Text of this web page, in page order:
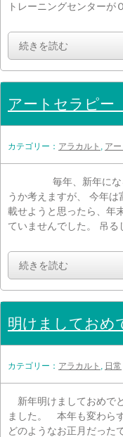
トレーニングセンターが
続きを読む
アートセラピ
カテゴリー： アラカルト , ア
毎年、新年になると
うか考えますが、 今年
載せようと思ったら、年
ていませんでした。 吊る
続きを読む
明けましておめ
カテゴリー： アラカルト , 日常
新年明けましておめで
ました。 本年も変わら
どのようなお正月だった